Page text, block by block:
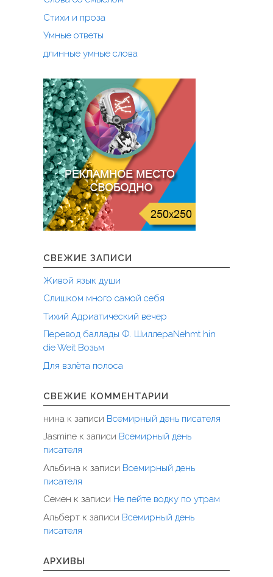
Стихи и проза
Умные ответы
длинные умные слова
СВЕЖИЕ ЗАПИСИ
Живой язык души
Слишком много самой себя
Тихий Адриатический вечер
Перевод баллады Ф. ШиллераNehmt hin
die Weit Возьм
Для взлёта полоса
СВЕЖИЕ КОММЕНТАРИИ
нина к записи Всемирный день писателя
Jasmine к записи Всемирный день
писателя
Альбина к записи Всемирный день
писателя
Семен к записи Не пейте водку по утрам
Альберт к записи Всемирный день
писателя
АРХИВЫ